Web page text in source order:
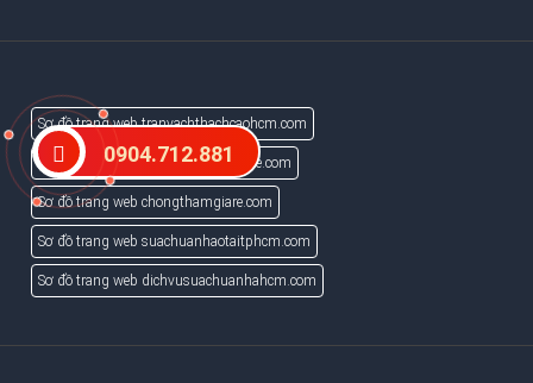
Sơ đồ trang web tranvachthachcaohcm.com
Sơ đồ trang web suanhatrongoigiare.com
Sơ đồ trang web chongthamgiare.com
Sơ đồ trang web suachuanhaotaitphcm.com
Sơ đồ trang web dichvusuachuanhahcm.com
0904.712.881